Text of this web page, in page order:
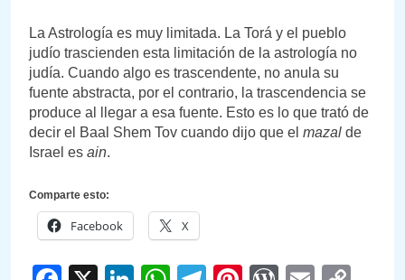
La Astrología es muy limitada. La Torá y el pueblo
judío trascienden esta limitación de la astrología no
judía. Cuando algo es trascendente, no anula su
fuente abstracta, por el contrario, la trascendencia se
produce al llegar a esa fuente. Esto es lo que trató de
decir el Baal Shem Tov cuando dijo que el mazal de
Israel es ain.
Comparte esto:
Facebook X